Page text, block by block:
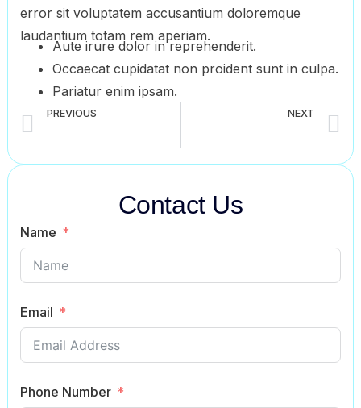
error sit voluptatem accusantium doloremque
laudantium totam rem aperiam.
Aute irure dolor in reprehenderit.
Occaecat cupidatat non proident sunt in culpa.
Pariatur enim ipsam.
PREVIOUS NEXT
Contact Us
Name
Email
Phone Number